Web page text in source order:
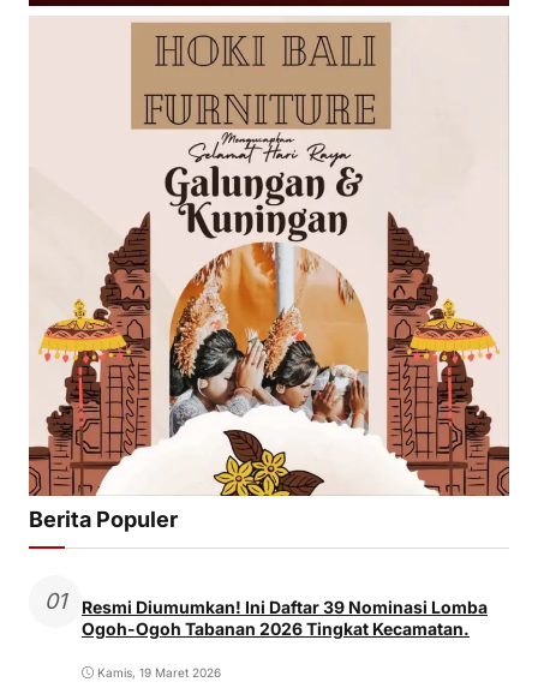
Berita Populer
01
Resmi Diumumkan! Ini Daftar 39 Nominasi Lomba
Ogoh-Ogoh Tabanan 2026 Tingkat Kecamatan.
Kamis, 19 Maret 2026